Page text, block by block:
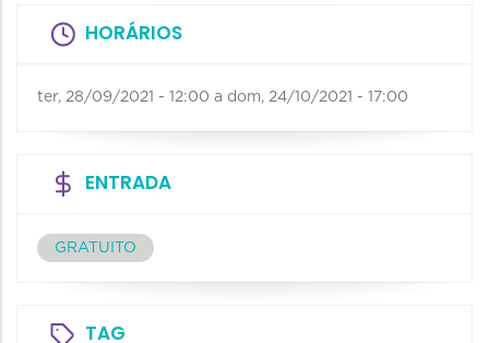
HORÁRIOS
ter, 28/09/2021 - 12:00 a dom, 24/10/2021 - 17:00
ENTRADA
GRATUITO
TAG